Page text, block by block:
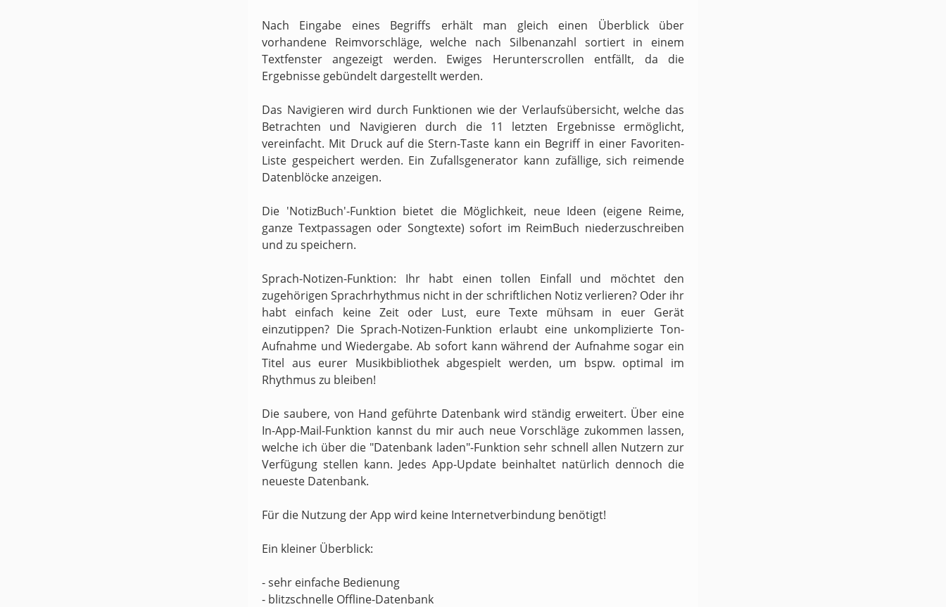
Nach Eingabe eines Begriffs erhält man gleich einen Überblick über
vorhandene Reimvorschläge, welche nach Silbenanzahl sortiert in einem
Textfenster angezeigt werden. Ewiges Herunterscrollen entfällt, da die
Ergebnisse gebündelt dargestellt werden.
Das Navigieren wird durch Funktionen wie der Verlaufsübersicht, welche das
Betrachten und Navigieren durch die 11 letzten Ergebnisse ermöglicht,
vereinfacht. Mit Druck auf die Stern-Taste kann ein Begriff in einer Favoriten-
Liste gespeichert werden. Ein Zufallsgenerator kann zufällige, sich reimende
Datenblöcke anzeigen.
Die 'NotizBuch'-Funktion bietet die Möglichkeit, neue Ideen (eigene Reime,
ganze Textpassagen oder Songtexte) sofort im ReimBuch niederzuschreiben
und zu speichern.
Sprach-Notizen-Funktion: Ihr habt einen tollen Einfall und möchtet den
zugehörigen Sprachrhythmus nicht in der schriftlichen Notiz verlieren? Oder ihr
habt einfach keine Zeit oder Lust, eure Texte mühsam in euer Gerät
einzutippen? Die Sprach-Notizen-Funktion erlaubt eine unkomplizierte Ton-
Aufnahme und Wiedergabe. Ab sofort kann während der Aufnahme sogar ein
Titel aus eurer Musikbibliothek abgespielt werden, um bspw. optimal im
Rhythmus zu bleiben!
Die saubere, von Hand geführte Datenbank wird ständig erweitert. Über eine
In-App-Mail-Funktion kannst du mir auch neue Vorschläge zukommen lassen,
welche ich über die "Datenbank laden"-Funktion sehr schnell allen Nutzern zur
Verfügung stellen kann. Jedes App-Update beinhaltet natürlich dennoch die
neueste Datenbank.
Für die Nutzung der App wird keine Internetverbindung benötigt!
Ein kleiner Überblick:
- sehr einfache Bedienung
- blitzschnelle Offline-Datenbank